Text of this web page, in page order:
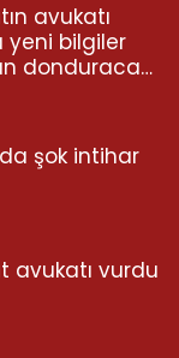
avukatı
yeni bilgiler
donduracak
şok intihar
avukatı vurdu